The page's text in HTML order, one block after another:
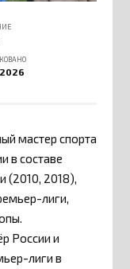
мастер спорта
в составе
(2010, 2018),
лиги,
России и
лиги в